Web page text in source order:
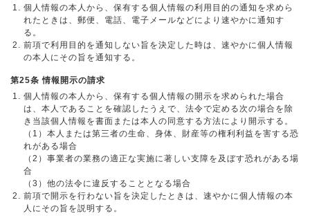
個人情報の本人から、保有する個人情報の利用目的の通知を求めら
れたときは、郵便、電話、電子メールなどにより速やかに通知す
る。
前項で利用目的を通知しない旨を決定した時は、速やかに個人情報
の本人にその旨を通知する。
第25条 情報開示の請求
個人情報の本人から、保有する個人情報の開示を求められた場合
は、本人であることを確認したうえで、法令で定める次の場合を除
き当該個人情報を書面または本人の同意する方法により開示する。
（1）本人または第三者の生命、身体、財産等の権利利益を害する恐
れがある場合
（2）事業者の業務の適正な実施に著しい支障を及ぼす恐れがある場
合
（3）他の法令に違反することとなる場合
前項で開示を行わない旨を決定したときは、速やかに個人情報の本
人にその旨を説明する。